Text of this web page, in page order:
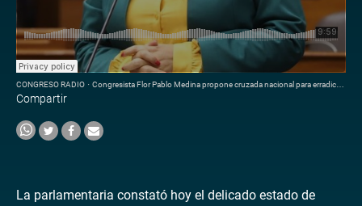
CONGRESO RADIO · Congresista Flor Pablo Medina propone cruzada nacional para erradicar la violencia a mujeres y niños
Compartir
La parlamentaria constató hoy el delicado estado de